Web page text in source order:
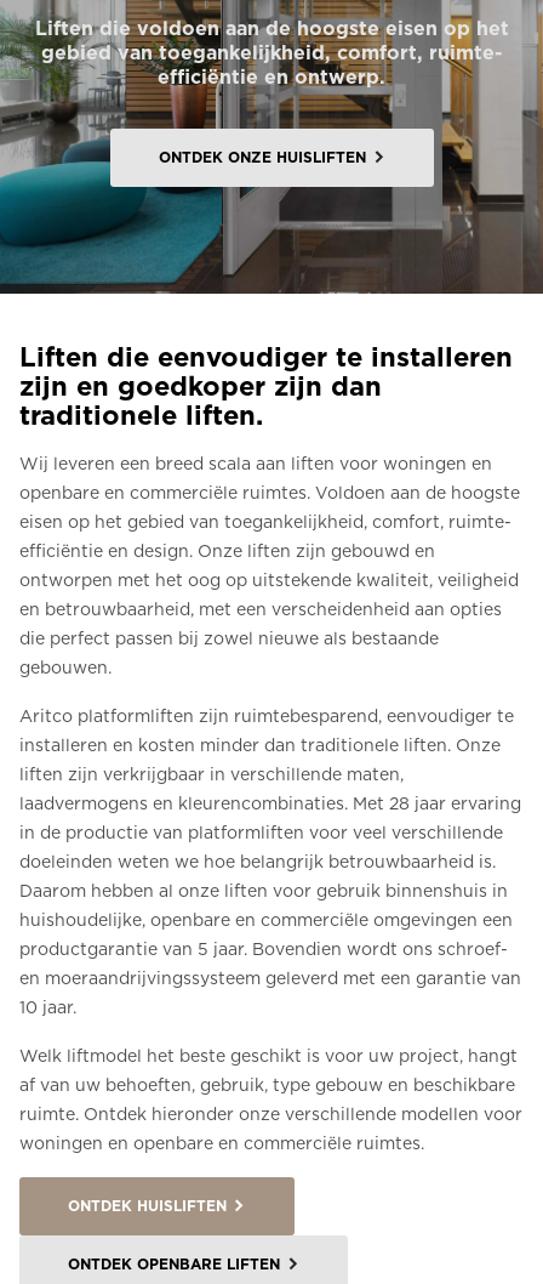
Vraag om een prijsraming
Aanmelden voor nieuwsbrief
FAQ
Neem contact op
Liften die voldoen aan de hoogste eisen op het
gebied van toegankelijkheid, comfort, ruimte-
efficiëntie en ontwerp.
ONTDEK ONZE HUISLIFTEN
Liften die eenvoudiger te installeren
zijn en goedkoper zijn dan
traditionele liften.
Wij leveren een breed scala aan liften voor woningen en
openbare en commerciële ruimtes. Voldoen aan de hoogste
eisen op het gebied van toegankelijkheid, comfort, ruimte-
efficiëntie en design. Onze liften zijn gebouwd en
ontworpen met het oog op uitstekende kwaliteit, veiligheid
en betrouwbaarheid, met een verscheidenheid aan opties
die perfect passen bij zowel nieuwe als bestaande
gebouwen.
Aritco platformliften zijn ruimtebesparend, eenvoudiger te
installeren en kosten minder dan traditionele liften. Onze
liften zijn verkrijgbaar in verschillende maten,
laadvermogens en kleurencombinaties. Met 28 jaar ervaring
in de productie van platformliften voor veel verschillende
doeleinden weten we hoe belangrijk betrouwbaarheid is.
Daarom hebben al onze liften voor gebruik binnenshuis in
huishoudelijke, openbare en commerciële omgevingen een
productgarantie van 5 jaar. Bovendien wordt ons schroef-
en moeraandrijvingssysteem geleverd met een garantie van
10 jaar.
Welk liftmodel het beste geschikt is voor uw project, hangt
af van uw behoeften, gebruik, type gebouw en beschikbare
ruimte. Ontdek hieronder onze verschillende modellen voor
woningen en openbare en commerciële ruimtes.
ONTDEK HUISLIFTEN
ONTDEK OPENBARE LIFTEN